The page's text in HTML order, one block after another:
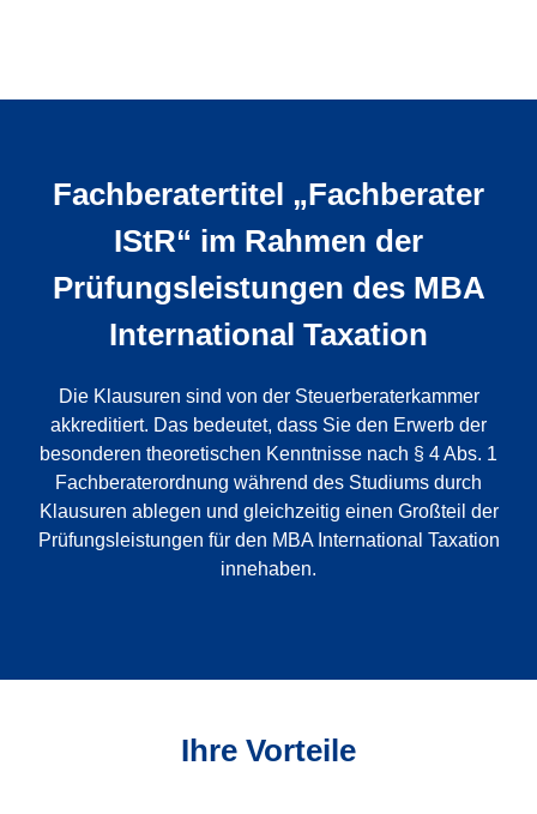
Fachberatertitel „Fachberater
IStR“ im Rahmen der
Prüfungsleistungen des MBA
International Taxation
Die Klausuren sind von der Steuerberaterkammer
akkreditiert. Das bedeutet, dass Sie den Erwerb der
besonderen theoretischen Kenntnisse nach § 4 Abs. 1
Fachberaterordnung während des Studiums durch
Klausuren ablegen und gleichzeitig einen Großteil der
Prüfungsleistungen für den MBA International Taxation
innehaben.
Ihre Vorteile